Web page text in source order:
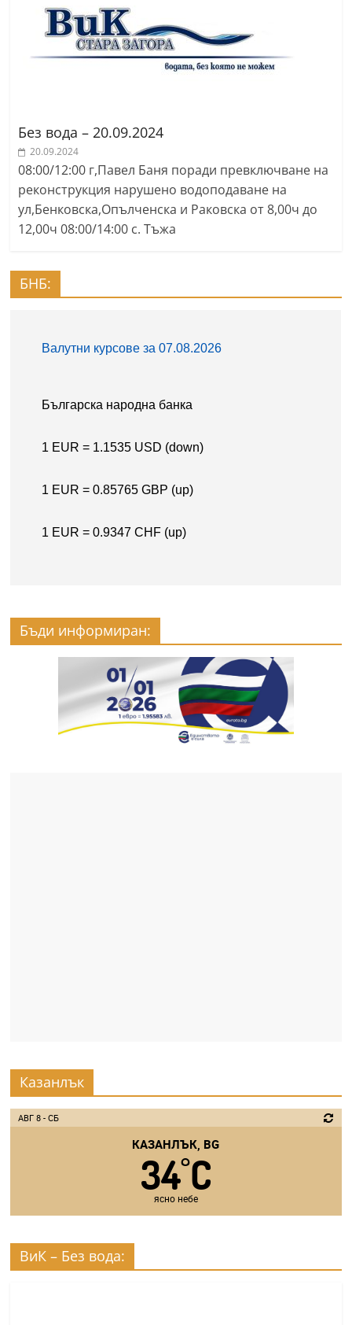
Без вода – 20.09.2024
20.09.2024
08:00/12:00 г,Павел Баня поради превключване на
реконструкция нарушено водоподаване на
ул,Бенковска,Опълченска и Раковска от 8,00ч до
12,00ч 08:00/14:00 с. Тъжа
БНБ:
Бъди информиран:
Казанлък
АВГ 8 - СБ
КАЗАНЛЪК, BG
34°C
ясно небе
ВиК – Без вода: